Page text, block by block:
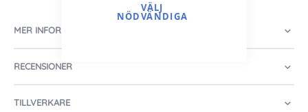
VÄLJ
NÖDVÄNDIGA
MER INFORMATION
RECENSIONER
TILLVERKARE